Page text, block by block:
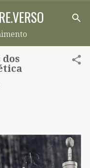
principal